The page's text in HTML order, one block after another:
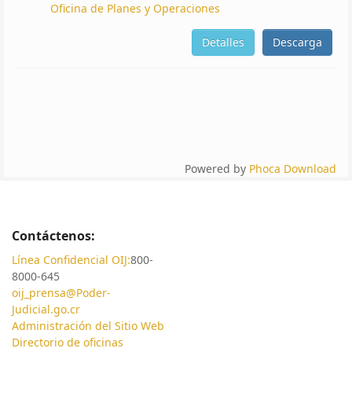
Oficina de Planes y Operaciones
Descarga
Detalles
Powered by Phoca Download
Contáctenos:
Línea Confidencial OIJ:800-
8000-645
oij_prensa@Poder-
Judicial.go.cr
Administración del Sitio Web
Directorio de oficinas